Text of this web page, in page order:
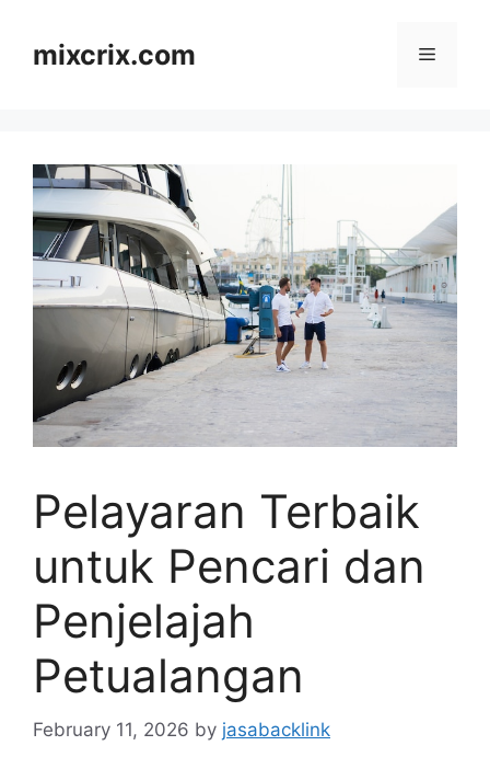
contentmixcrix.com Menu
Pelayaran Terbaik
untuk Pencari dan
Penjelajah
Petualangan
February 11, 2026 by jasabacklink